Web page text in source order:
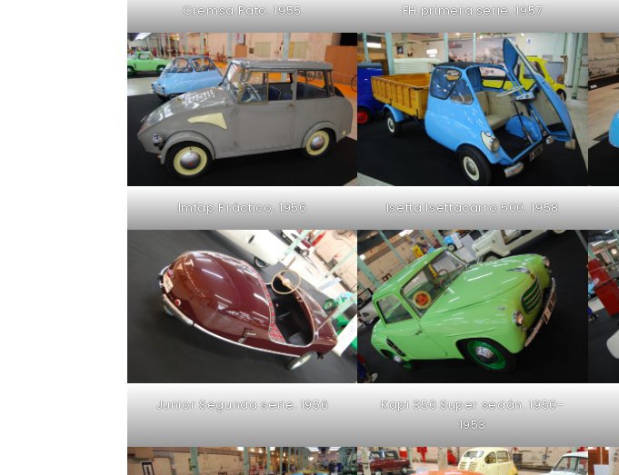
Cremsa Pato. 1955 FH primera serie. 1957
Imfap Práctico. 1956 Isetta Isettacarro 500. 1958
Junior Segunda serie. 1956
Kapi 350 Super sedán. 1950-
1953